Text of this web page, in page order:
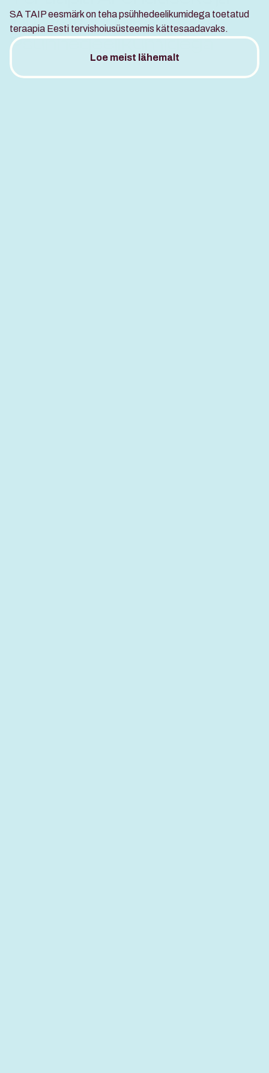
Innovatsiooniks
Psühhedeelikumidega
SA TAIP eesmärk on teha psühhedeelikumidega toetatud
teraapia Eesti tervishoiusüsteemis kättesaadavaks.
Loe meist lähemalt